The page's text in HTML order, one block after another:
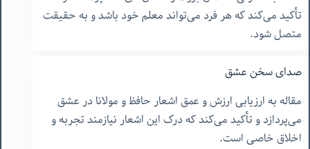
تأکید می‌کند که هر فرد می‌تواند معلم خود باشد و به حقیقت
متصل شود.
صدای سخن عشق
مقاله به ارزیابی ارزش و عمق اشعار حافظ و مولانا در عشق
می‌پردازد و تأکید می‌کند که درک این اشعار نیازمند تجربه و
اخلاق خاصی است.